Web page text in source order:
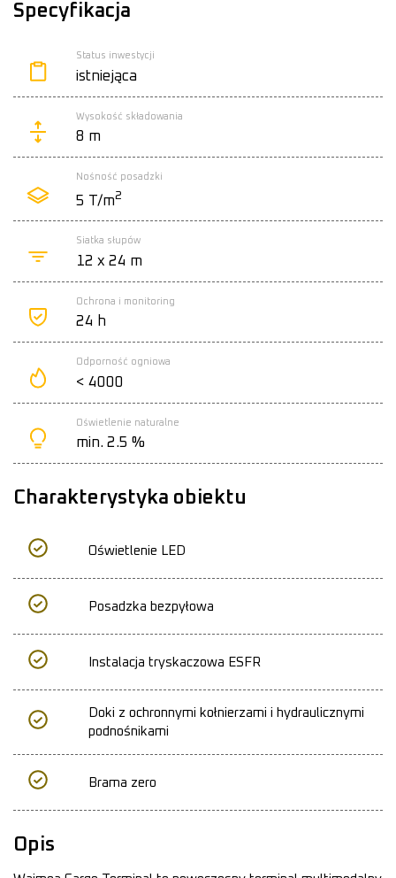
Specyfikacja
Status inwestycji
istniejąca
Wysokość składowania
8 m
Nośność posadzki
5 T/m2
Siatka słupów
12 x 24 m
Ochrona i monitoring
24 h
Odporność ogniowa
< 4000
Oświetlenie naturalne
min. 2.5 %
Charakterystyka obiektu
Oświetlenie LED
Posadzka bezpyłowa
Instalacja tryskaczowa ESFR
Doki z ochronnymi kołnierzami i hydraulicznymi
podnośnikami
Brama zero
Opis